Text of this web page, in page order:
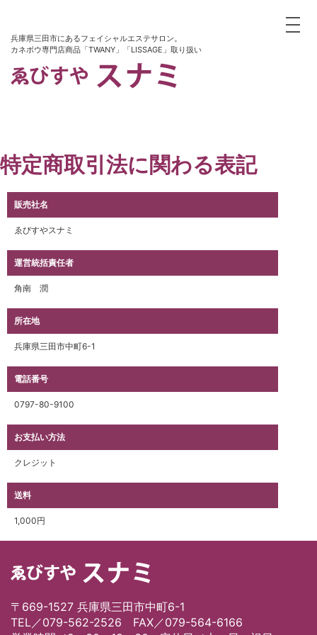
兵庫県三田市にあるフェイシャルエステサロン。
カネボウ専門店商品「TWANY」「LISSAGE」取り扱い
特定商取引法に関わる表記
販売社名
ゑびすやスナミ
運営統括責任者
角南 潤
所在地
兵庫県三田市中町6-1
電話番号
0797-80-9100
お支払い方法
クレジット
送料
1,000円
〒669-1527 兵庫県三田市中町6-1
TEL／079-562-2526 FAX／079-564-6166